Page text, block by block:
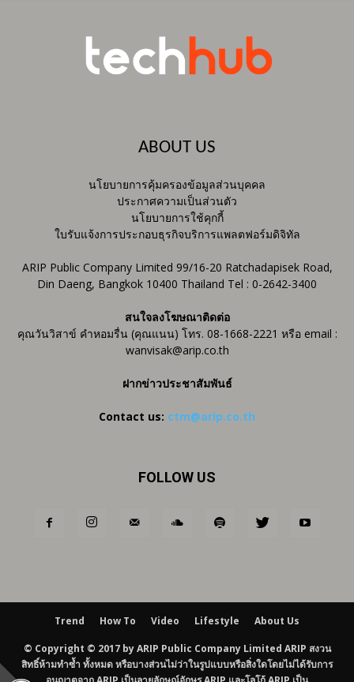
ABOUT US
นโยบายการคุ้มครองข้อมูลส่วนบุคคล
ประกาศความเป็นส่วนตัว
นโยบายการใช้คุกกี้
ใบรับแจ้งการประกอบธุรกิจบริการแพลตฟอร์มดิจิทัล
ARIP Public Company Limited 99/16-20 Ratchadapisek Road,
Din Daeng, Bangkok 10400 Thailand Tel : 0-2642-3400
สนใจลงโฆษณาติดต่อ
คุณวันวิสาข์ คำหอมรื่น (คุณแนน) โทร. 08-1668-2221 หรือ email :
wanvisak@arip.co.th
ฝากข่าวประชาสัมพันธ์
Contact us: ctm@arip.co.th
FOLLOW US
Trend How To Video Lifestyle About Us
© Copyright © 2017 by ARIP Public Company Limited ARIP สงวน
สิทธิ์ห้ามทำซ้ำ ทั้งหมด หรือบางส่วนไม่ว่าในรูปแบบหรือสิ่งใดโดยไม่ได้รับการ